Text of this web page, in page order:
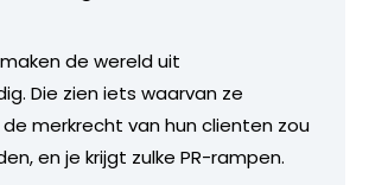
de wereld uit
Die zien iets waarvan ze
merkrecht van hun clienten zou
en je krijgt zulke PR-rampen.